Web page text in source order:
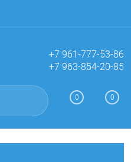
Вход Регистрация
+7 961-777-53-86
+7 963-854-20-85
0 0